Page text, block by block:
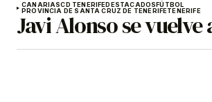
CANARIASCD TENERIFEDESTACADOSFÚTBOL
PROVINCIA DE SANTA CRUZ DE TENERIFETENERIFE
Javi Alonso se